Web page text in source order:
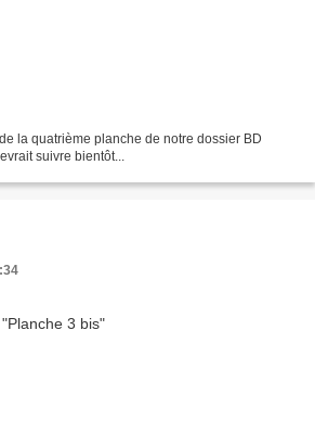
la quatrième planche de notre dossier BD
suivre bientôt...